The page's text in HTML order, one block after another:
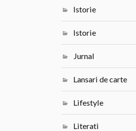
Istorie
Istorie
Jurnal
Lansari de carte
Lifestyle
Literati